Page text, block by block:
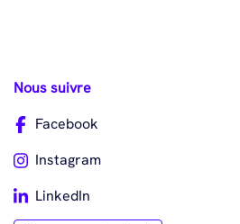
Nous suivre
Facebook
Instagram
LinkedIn